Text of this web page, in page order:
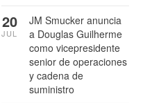
JM Smucker anuncia
a Douglas Guilherme
como vicepresidente
senior de operaciones
y cadena de
suministro
20
JUL